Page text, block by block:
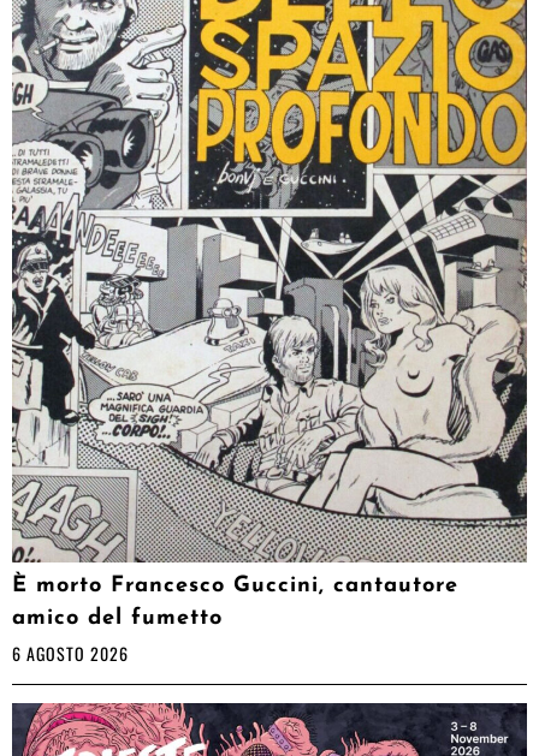
È morto Francesco Guccini, cantautore
amico del fumetto
6 AGOSTO 2026